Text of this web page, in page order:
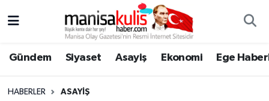
Gündem Siyaset Asayiş Ekonomi Ege
HABERLER ASAYIŞ
Ege Haberleri
Yunusemre Hava Durumu